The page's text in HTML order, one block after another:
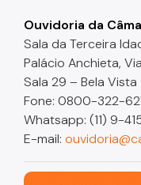
Ouvidoria da
Sala da Terceira
Palácio Anchieta,
Sala 29 – Bela Vista
Fone: 0800-322-
Whatsapp: (11) 9-
E-mail:
São Paulo, cidade